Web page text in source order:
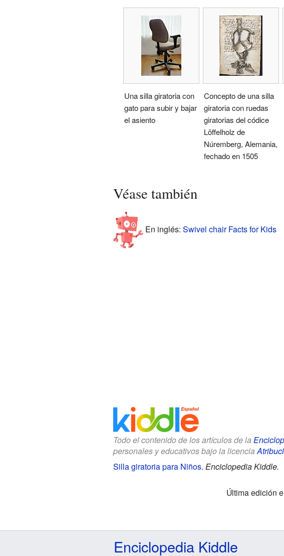
Una silla giratoria con
gato para subir y bajar
el asiento
Concepto de una silla
giratoria con ruedas
giratorias del códice
Löffelholz de
Núremberg, Alemania,
fechado en 1505
Véase también
En inglés: Swivel chair Facts for Kids
Todo el contenido de los artículos de la
personales y educativos bajo la licencia
Silla giratoria para Niños. Enciclopedia Kiddle.
Última edición
Enciclopedia Kiddle